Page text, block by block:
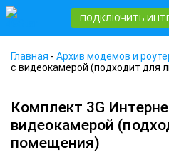
ПОДКЛЮЧИТЬ
Главная - Архив модемов и
с видеокамерой (подходит для
Комплект 3G
видеокамерой
помещения)